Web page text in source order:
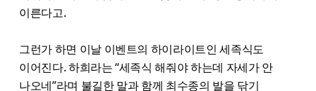
이른다고.
그런가 하면 이날 이벤트의 하이라이트인 세족식도
이어진다. 하희라는 “세족식 해줘야 하는데 자세가 안
나오네”라며 불길한 말과 함께 최수종의 발을 닦기